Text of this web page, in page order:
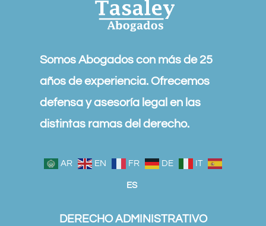
Somos Abogados con más de 25
años de experiencia. Ofrecemos
defensa y asesoría legal en las
distintas ramas del derecho.
AR EN FR DE IT
ES
DERECHO ADMINISTRATIVO